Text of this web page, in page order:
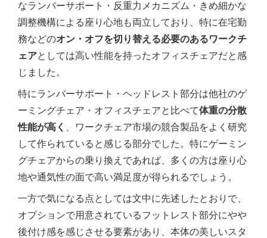
なランバーサポート・反重力メカニズム・きめ細かな
調整機構による座り心地も両立しており、特に在宅勤
務などのオン・オフを切り替える必要のあるワークチ
ェアとしては高い性能を持ったオフィスチェアだと感
じました。
特にランバーサポート・ヘッドレスト部分は他社のゲ
ーミングチェア・オフィスチェアと比べて体重の分散
性能が高く
、ワークチェア市場の競合製品をよく研究
して作られていると感じる部分でした。特にゲーミン
グチェアからの乗り換えであれば、多くの方は座り心
地や通気性の面で高い満足度が得られるでしょう。
一方で気になる点としては文中に先述したとおりで、
オプションで用意されているフットレスト部分にやや
後付け感を感じさせる要素があり、本体の美しいスタ